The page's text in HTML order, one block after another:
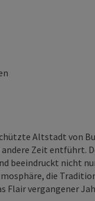
Altstadt von
andere Zeit entführt.
beeindruckt nicht
die
Flair vergangener